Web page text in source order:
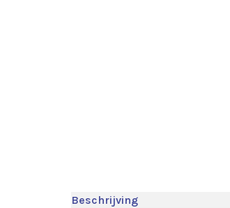
Beschrijving